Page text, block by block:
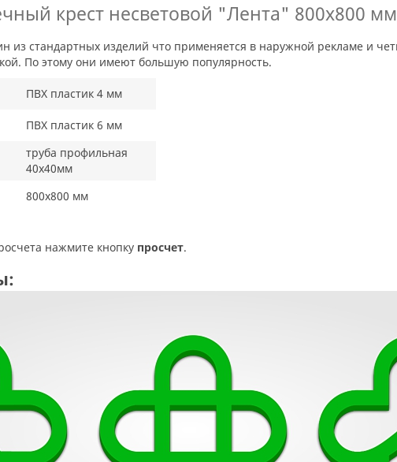
крест несветовой "Лента" 800х800 мм
По этому они имеют большую популярность.
ПВХ пластик 4 мм
ПВХ пластик 6 мм
труба профильная
40х40мм
800х800 мм
нажмите кнопку просчет.